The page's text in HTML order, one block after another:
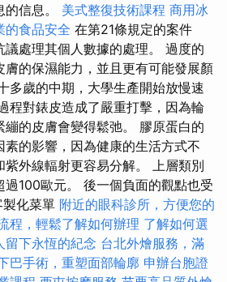
信息。 美式整復技術課程 商用冰
的食品安全 在第21條規定的案件
處理其個人數據的處理。 過度的
膚的保濕能力，並且更有可能發展顏
多歲的中期，大學生產開始放慢速
程對錶皮造成了嚴重打擊，因為輪
繃的皮膚會變得鬆弛。 膠原蛋白的
的影響，因為健康的生活方式不
紫外線輻射更容易分解。 上層類別
100歐元。 後一個負面的觀點也受
化菜單 附近的眼科診所，方便您的
程，輕鬆了解如何辦理 了解如何選
留下永恆的紀念 台北外燴服務，滿
巴手術，重塑面部輪廓 申辦台胞證